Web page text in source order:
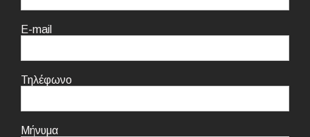
E-mail
Τηλέφωνο
Μήνυμα